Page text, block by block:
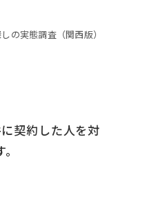
の実態調査（関⻄版）
契約した⼈を対